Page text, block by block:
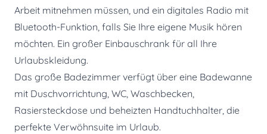
Arbeit mitnehmen müssen, und ein digitales Radio mit
Bluetooth-Funktion, falls Sie Ihre eigene Musik hören
möchten. Ein großer Einbauschrank für all Ihre
Urlaubskleidung.
Das große Badezimmer verfügt über eine Badewanne
mit Duschvorrichtung, WC, Waschbecken,
Rasiersteckdose und beheizten Handtuchhalter, die
perfekte Verwöhnsuite im Urlaub.